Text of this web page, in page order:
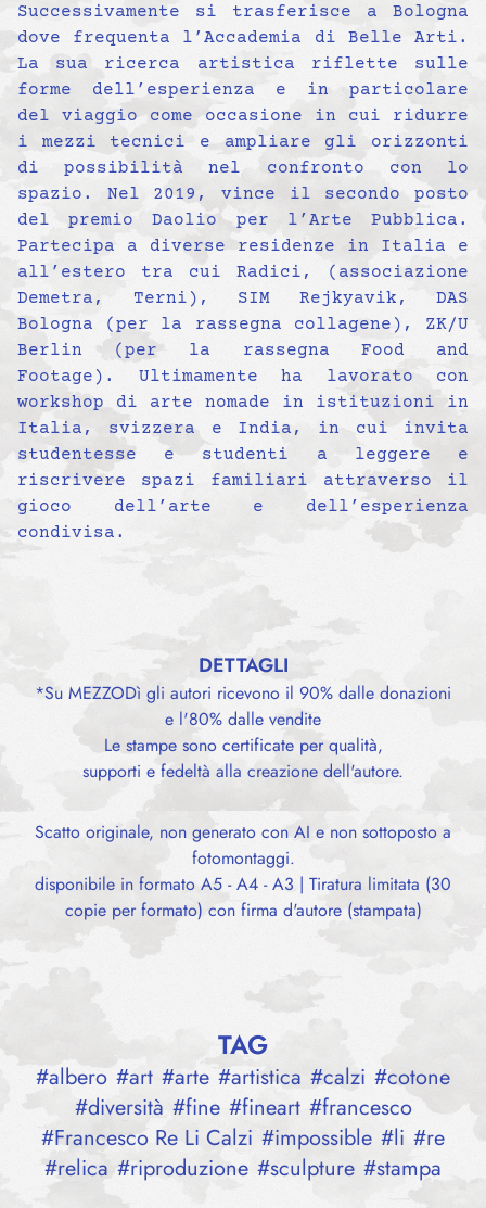
Successivamente si trasferisce a Bologna
dove frequenta l’Accademia di Belle Arti.
La sua ricerca artistica riflette sulle
forme dell’esperienza e in particolare
del viaggio come occasione in cui ridurre
i mezzi tecnici e ampliare gli orizzonti
di possibilità nel confronto con lo
spazio. Nel 2019, vince il secondo posto
del premio Daolio per l’Arte Pubblica.
Partecipa a diverse residenze in Italia e
all’estero tra cui Radici, (associazione
Demetra, Terni), SIM Rejkyavik, DAS
Bologna (per la rassegna collagene), ZK/U
Berlin (per la rassegna Food and
Footage). Ultimamente ha lavorato con
workshop di arte nomade in istituzioni in
Italia, svizzera e India, in cui invita
studentesse e studenti a leggere e
riscrivere spazi familiari attraverso il
gioco dell’arte e dell’esperienza
condivisa.
DETTAGLI
*Su MEZZODì gli autori ricevono il 90% dalle donazioni
e l'80% dalle vendite
Le stampe sono certificate per qualità,
supporti e fedeltà alla creazione dell'autore.
Scatto originale, non generato con AI e non sottoposto a
fotomontaggi.
disponibile in formato A5 - A4 - A3 | Tiratura limitata (30
copie per formato) con firma d'autore (stampata)
TAG
#albero #art #arte #artistica #calzi #cotone
#diversità #fine #fineart #francesco
#Francesco Re Li Calzi #impossible #li #re
#relica #riproduzione #sculpture #stampa